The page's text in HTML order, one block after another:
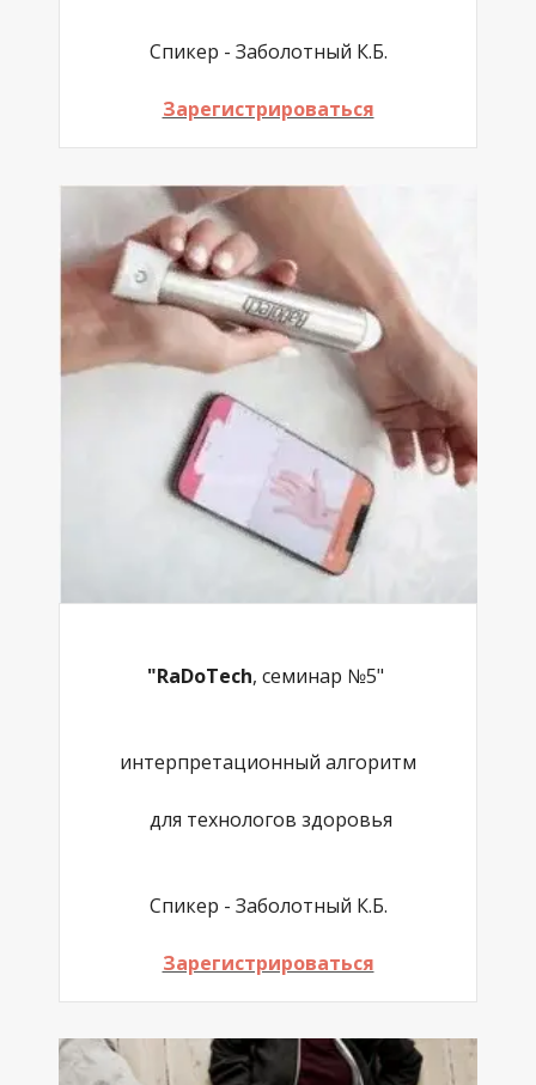
Спикер - Заболотный К.Б.
Зарегистрироваться
"RaDoTech, семинар №5"
интерпретационный алгоритм
для технологов здоровья
Спикер - Заболотный К.Б.
Зарегистрироваться